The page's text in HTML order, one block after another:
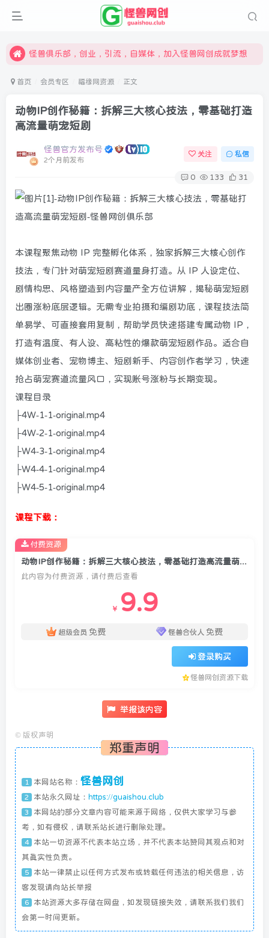
限时开通会员更享折扣，超高返佣
怪兽俱乐部，创业，引流，自媒体，加入怪兽网创成就梦想
首页 会员专区 福缘网资源 正文
动物IP创作秘籍：拆解三大核心技法，零基础打造
高流量萌宠短剧
怪兽官方发布号
2个月前发布
关注 私信
0 133 31
本课程聚焦动物 IP 完整孵化体系，独家拆解三大核心创作
技法，专门针对萌宠短剧赛道量身打造。从 IP 人设定位、
剧情构思、风格塑造到内容量产全方位讲解，揭秘萌宠短剧
出圈涨粉底层逻辑。无需专业拍摄和编剧功底，课程技法简
单易学、可直接套用复制，帮助学员快速搭建专属动物 IP，
打造有温度、有人设、高粘性的爆款萌宠短剧作品。适合自
媒体创业者、宠物博主、短剧新手、内容创作者学习，快速
抢占萌宠赛道流量风口，实现账号涨粉与长期变现。
课程目录
├4W-1-1-original.mp4
├4W-2-1-original.mp4
├W4-3-1-original.mp4
├W4-4-1-original.mp4
├W4-5-1-original.mp4
课程下载：
动物IP创作秘籍：拆解三大核心技法，零基础打造高流量萌宠短剧
此内容为付费资源，请付费后查看
￥ 9.9
超级会员 免费 怪兽合伙人 免费
登录购买
怪兽网创资源下载
付费资源
举报该内容
© 版权声明
郑重声明
1 本网站名称： 怪兽网创
2 本站永久网址： https://guaishou.club
3
本网站的部分文章内容可能来源于网络，仅供大家学习与参
考，如有侵权，请联系站长进行删除处理。
4
本站一切资源不代表本站立场，并不代表本站赞同其观点和对
其真实性负责。
5
本站一律禁止以任何方式发布或转载任何违法的相关信息，访
客发现请向站长举报
6
本站资源大多存储在网盘，如发现链接失效，请联系我们我们
会第一时间更新。